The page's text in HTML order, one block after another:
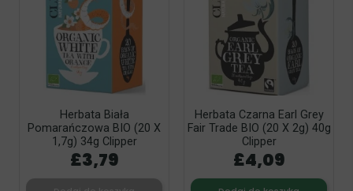
Herbata Biała
Pomarańczowa BIO (20 X
1,7g) 34g Clipper
£3,79
Herbata Czarna Earl Grey
Fair Trade BIO (20 X 2g) 40g
Clipper
£4,09